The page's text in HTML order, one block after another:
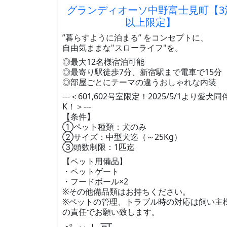
グランディオーソ中野富士見町【3
以上限定】
”暮らすように泊まる” をコンセプトに、
自由気ままな"スローライフ"を。
◎最大12名様宿泊可能
◎最寄り駅徒歩7分、新宿駅まで電車で15分
◎部屋ごとにテーマの違うおしゃれな内装
---＜601,602号室限定！2025/5/1より愛犬同
K！＞---
【条件】
①ペット種類：犬のみ
②サイズ：中型犬迄（～25Kg）
③頭数制限：1匹迄
【ペット用備品】
・ペットゲート
・フードボール×2
※その他備品類はお持ちください。
※ペットの管理、トラブル時の対応は飼い主
の責任でお願い致します。